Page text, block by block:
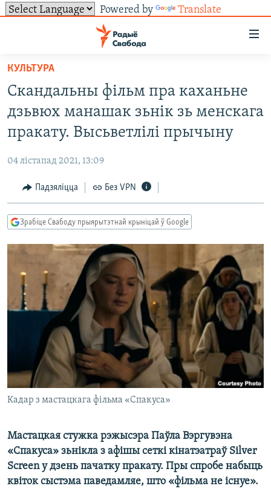
Powered by Translate
ўнівэрсальнага
доступу
Перайсьці
да
галоўнага
зьместу
Перайсьці
да
навігацыі
Перайсьці
да
ПАЛІТЫКА
ЭКАНОМІКА
ПАЛІТВЯЗЬНІ
КУЛЬТУРА
КАЛЯНДАР
ТОЛЬКІ НА СВАБОДЗЕ
ГІСТОРЫЯ НА СВАБОДЗЕ
ПАДКАСТЫ
PREMIUM
МОВА
НА ХВАЛЯХ СВАБОДЫ
ПАДЗЯЛІЦЦА ІНФАРМАЦЫЯЙ
ПАДКАСТЫ
Усе сайты РС/РСЭ
КУЛЬТУРА
Скандальны фільм пра каханьне
дзьвюх манашак зьнік зь менскага
пракату. Высьветлілі прычыну
04 лістапад 2021, 13:09
Падзяліцца Без VPN
Зрабіце Свабоду прыярытэтнай крыніцай ў Google
Кадар з мастацкага фільма «Спакуса»
Мастацкая стужка рэжысэра Паўла Вэргувэна
«Спакуса» зьнікла з афішы сеткі кінатэатраў Silver
Screen у дзень пачатку пракату. Пры спробе набыць
квіток сыстэма паведамляе, што «фільма не існуе».